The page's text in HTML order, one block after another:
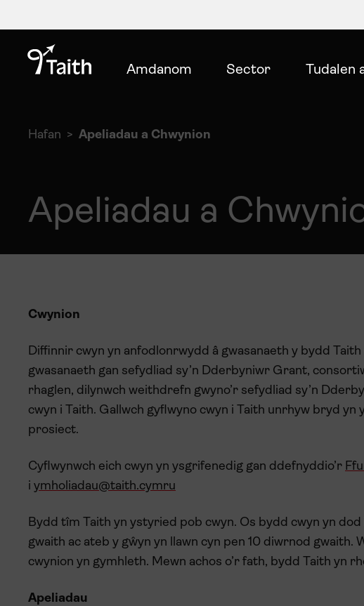
Amdanom Sector Tudalen
Hafan Apeliadau a Chwynion
Apeliadau a
Cwynion
Diffinnir cwyn yn anfodlonrwydd â gwasanaeth y bydd
gwasanaeth gan sefydliad sy’n Dderbyniwr Grant,
rhaglen, dilynwch weithdrefn gwyno’r sefydliad sy’n
cwyn i Taith. Gallwch gyflwyno cwyn i Taith unrhyw bryd
prosiect.
Cyflwynwch eich cwyn yn ysgrifenedig gan ddefnyddio’r
i ymholiadau@taith.cymru
Bydd tîm Taith yn ystyried pob cwyn. Os bydd cwyn yn
gwaith ac ateb y gŵyn yn llawn cyn pen 10 diwrnod
cwynion yn gymhleth. Mewn achos o’r fath, bydd Taith yn
Apeliadau